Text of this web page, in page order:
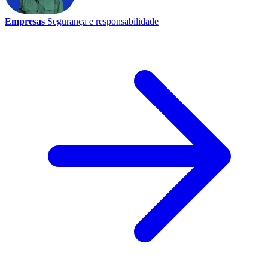
Empresas Segurança e responsabilidade